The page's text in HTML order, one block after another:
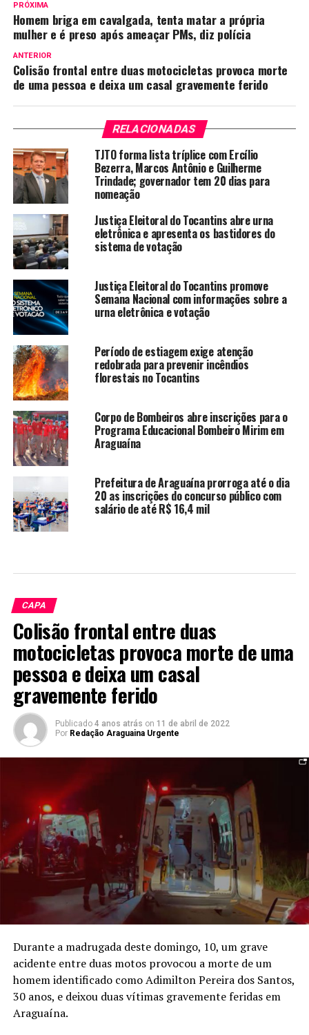
PRÓXIMA
Homem briga em cavalgada, tenta matar a própria
mulher e é preso após ameaçar PMs, diz polícia
ANTERIOR
Colisão frontal entre duas motocicletas provoca morte
de uma pessoa e deixa um casal gravemente ferido
RELACIONADAS
TJTO forma lista tríplice com Ercílio
Bezerra, Marcos Antônio e Guilherme
Trindade; governador tem 20 dias para
nomeação
Justiça Eleitoral do Tocantins abre urna
eletrônica e apresenta os bastidores do
sistema de votação
Justiça Eleitoral do Tocantins promove
Semana Nacional com informações sobre a
urna eletrônica e votação
Período de estiagem exige atenção
redobrada para prevenir incêndios
florestais no Tocantins
Corpo de Bombeiros abre inscrições para o
Programa Educacional Bombeiro Mirim em
Araguaína
Prefeitura de Araguaína prorroga até o dia
20 as inscrições do concurso público com
salário de até R$ 16,4 mil
CAPA
Colisão frontal entre duas
motocicletas provoca morte de uma
pessoa e deixa um casal
gravemente ferido
Publicado 4 anos atrás on 11 de abril de 2022
Por Redação Araguaina Urgente
Durante a madrugada deste domingo, 10, um grave
acidente entre duas motos provocou a morte de um
homem identificado como Adimilton Pereira dos Santos,
30 anos, e deixou duas vítimas gravemente feridas em
Araguaína.